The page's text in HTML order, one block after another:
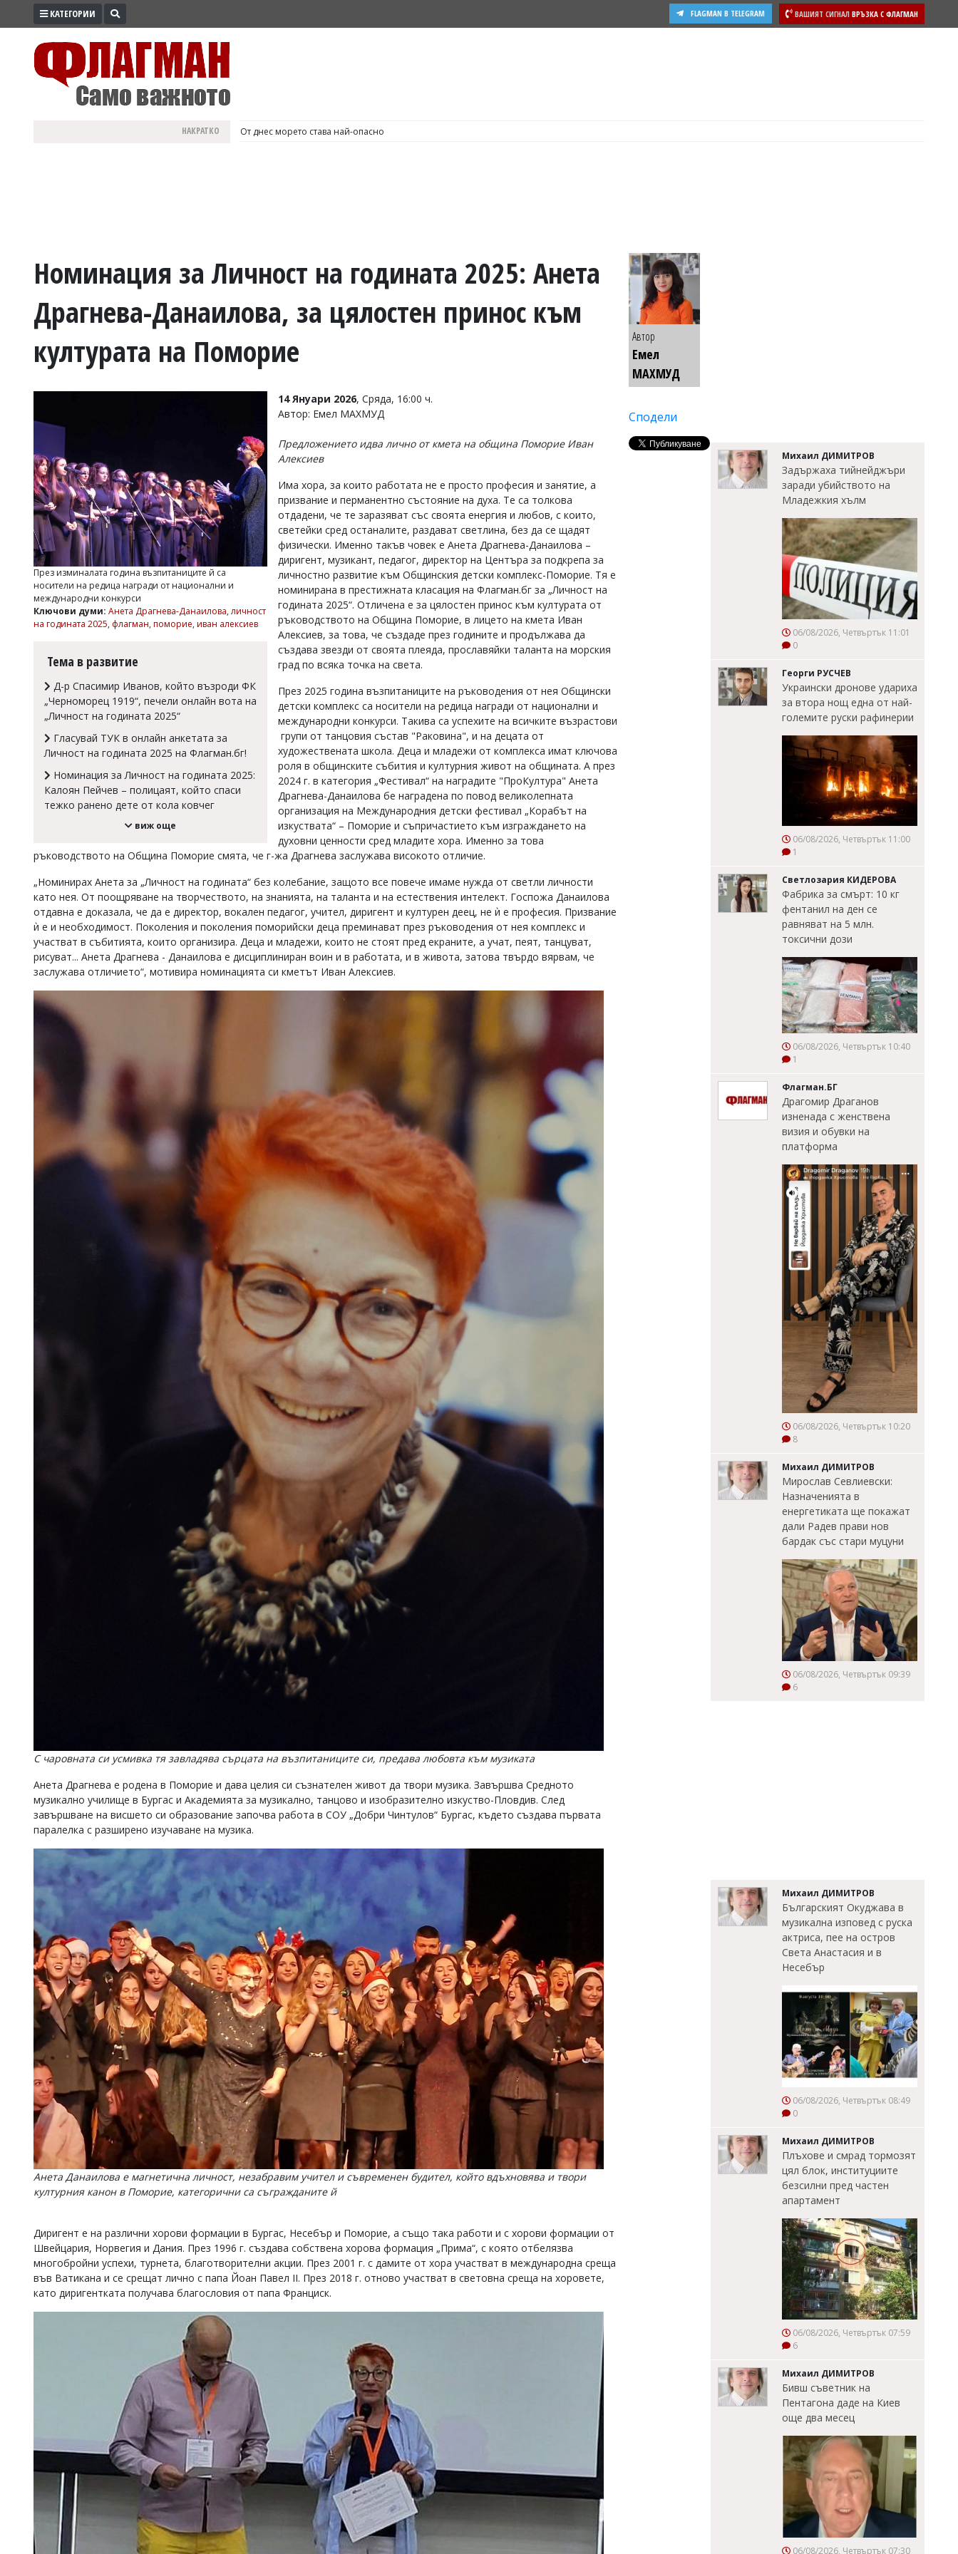
ПРОМО
ВОЙНАТА
УКРАЙНА
РАЗСЛЕДВАНЕ
БИЗНЕС
Веселин
Василев,
v.vasilev@flagman.bg
Касабова,
k.kassabova@flagman.bg
Главен
редактор:
office@flagman.bg
въвеждат
редакцията
отговорност
обиден
коментар,
сигнализирайте
КАТЕГОРИИ ВАШИЯТ СИГНАЛ ВРЪЗКА С ФЛАГМАН
FLAGMAN В TELEGRAM
НАКРАТКО България е №1 в ЕС по пушене на цигари
Номинация за Личност на годината 2025: Анета
Драгнева-Данаилова, за цялостен принос към
културата на Поморие
През изминалата година възпитаниците й са
носители на редица награди от национални и
международни конкурси
Ключови думи: Анета Драгнева-Данаилова, личност
на годината 2025, флагман, поморие, иван алексиев
Тема в развитие
Д-р Спасимир Иванов, който възроди ФК
„Черноморец 1919“, печели онлайн вота на
„Личност на годината 2025“
Гласувай ТУК в онлайн анкетата за
Личност на годината 2025 на Флагман.бг!
Номинация за Личност на годината 2025:
Калоян Пейчев – полицаят, който спаси
тежко ранено дете от кола ковчег
виж още
14 Януари 2026, Сряда, 16:00 ч.
Автор: Емел МАХМУД
Предложението идва лично от кмета на община Поморие Иван
Алексиев
Има хора, за които работата не е просто професия и занятие, а
призвание и перманентно състояние на духа. Те са толкова
отдадени, че те заразяват със своята енергия и любов, с които,
светейки сред останалите, раздават светлина, без да се щадят
физически. Именно такъв човек е Анета Драгнева-Данаилова –
диригент, музикант, педагог, директор на Центъра за подкрепа за
личностно развитие към Общинския детски комплекс-Поморие. Тя е
номинирана в престижната класация на Флагман.бг за „Личност на
годината 2025“. Отличена е за цялостен принос към културата от
ръководството на Община Поморие, в лицето на кмета Иван
Алексиев, за това, че създаде през годините и продължава да
създава звезди от своята плеяда, прославяйки таланта на морския
град по всяка точка на света.
През 2025 година възпитаниците на ръководения от нея Общински
детски комплекс са носители на редица награди от национални и
международни конкурси. Такива са успехите на всичките възрастови
групи от танцовия състав "Раковина", и на децата от
художествената школа. Деца и младежи от комплекса имат ключова
роля в общинските събития и културния живот на общината. А през
2024 г. в категория „Фестивал“ на наградите "ПроКултура" Анета
Драгнева-Данаилова бе наградена по повод великолепната
организация на Международния детски фестивал „Корабът на
изкуствата“ – Поморие и съпричастието към изграждането на
духовни ценности сред младите хора. Именно за това
ръководството на Община Поморие смята, че г-жа Драгнева заслужава високото отличие.
„Номинирах Анета за „Личност на годината“ без колебание, защото все повече имаме нужда от светли личности
като нея. От поощряване на творчеството, на знанията, на таланта и на естествения интелект. Госпожа Данаилова
отдавна е доказала, че да е директор, вокален педагог, учител, диригент и културен деец, не ѝ е професия. Призвание
ѝ е и необходимост. Поколения и поколения поморийски деца преминават през ръководения от нея комплекс и
участват в събитията, които организира. Деца и младежи, които не стоят пред екраните, а учат, пеят, танцуват,
рисуват... Анета Драгнева - Данаилова е дисциплиниран воин и в работата, и в живота, затова твърдо вярвам, че
заслужава отличието“, мотивира номинацията си кметът Иван Алексиев.
С чаровната си усмивка тя завладява сърцата на възпитаниците си, предава любовта към музиката
Анета Драгнева е родена в Поморие и дава целия си съзнателен живот да твори музика. Завършва Средното
музикално училище в Бургас и Академията за музикално, танцово и изобразително изкуство-Пловдив. След
завършване на висшето си образование започва работа в СОУ „Добри Чинтулов“ Бургас, където създава първата
паралелка с разширено изучаване на музика.
Анета Данаилова е магнетична личност, незабравим учител и съвременен будител, който вдъхновява и твори
културния канон в Поморие, категорични са съгражданите й
Диригент е на различни хорови формации в Бургас, Несебър и Поморие, а също така работи и с хорови формации от
Швейцария, Норвегия и Дания. През 1996 г. създава собствена хорова формация „Прима“, с която отбелязва
многобройни успехи, турнета, благотворителни акции. През 2001 г. с дамите от хора участват в международна среща
във Ватикана и се срещат лично с папа Йоан Павел II. През 2018 г. отново участват в световна среща на хоровете,
като диригентката получава благословия от папа Франциск.
Автор
Емел
МАХМУД
Сподели
Михаил ДИМИТРОВ
Задържаха тийнейджъри
заради убийството на
Младежкия хълм
06/08/2026, Четвъртък 11:01
0
Георги РУСЧЕВ
Украински дронове удариха
за втора нощ една от най-
големите руски рафинерии
06/08/2026, Четвъртък 11:00
1
Светлозария КИДЕРОВА
Фабрика за смърт: 10 кг
фентанил на ден се
равняват на 5 млн.
токсични дози
06/08/2026, Четвъртък 10:40
1
Флагман.БГ
Драгомир Драганов
изненада с женствена
визия и обувки на
платформа
06/08/2026, Четвъртък 10:20
8
Михаил ДИМИТРОВ
Мирослав Севлиевски:
Назначенията в
енергетиката ще покажат
дали Радев прави нов
бардак със стари муцуни
06/08/2026, Четвъртък 09:39
6
Михаил ДИМИТРОВ
Българският Окуджава в
музикална изповед с руска
актриса, пее на остров
Света Анастасия и в
Несебър
06/08/2026, Четвъртък 08:49
0
Михаил ДИМИТРОВ
Плъхове и смрад тормозят
цял блок, институциите
безсилни пред частен
апартамент
06/08/2026, Четвъртък 07:59
6
Михаил ДИМИТРОВ
Бивш съветник на
Пентагона даде на Киев
още два месец
06/08/2026, Четвъртък 07:30